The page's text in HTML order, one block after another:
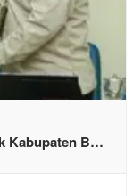
Kabupaten B…